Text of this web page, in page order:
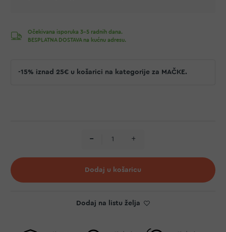
Očekivana isporuka 3-5 radnih dana.
BESPLATNA DOSTAVA na kućnu adresu.
-15% iznad 25€ u košarici na kategorije za MAČKE.
Dodaj u košaricu
Dodaj na listu želja